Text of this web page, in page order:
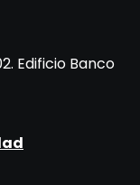
Edificio Banco